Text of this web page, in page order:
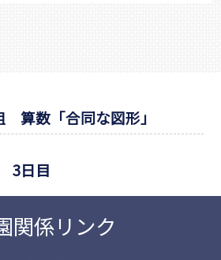
数「合同な図形」
3日目
関係リンク